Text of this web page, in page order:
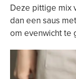
Deze pittige mix
dan een saus
om evenwicht te